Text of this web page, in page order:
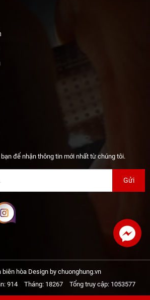
để nhận thông tin mới nhất từ chúng tôi.
Gửi
biên hòa Design by chuonghung.vn
914 Tháng: 18267 Tổng truy cập: 1053577